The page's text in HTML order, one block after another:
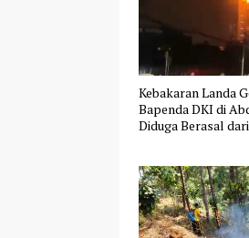
Kebakaran Landa
Bapenda DKI di
Diduga Berasal